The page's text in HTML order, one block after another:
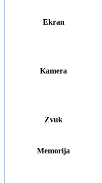
Ekran
Kamera
Zvuk
Memorija